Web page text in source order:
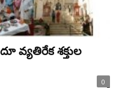
వ్యతిరేక శక్తుల
0